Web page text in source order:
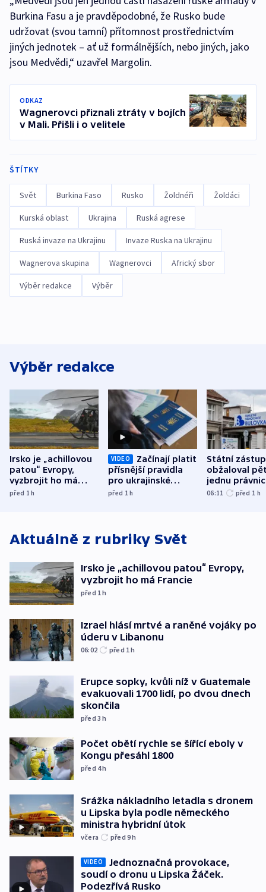
Burkina Fasu a je pravděpodobné, že Rusko bude
udržovat (svou tamní) přítomnost prostřednictvím
jiných jednotek – ať už formálnějších, nebo jiných, jako
jsou Medvědi,“ uzavřel Margolin.
ODKAZ
Wagnerovci přiznali ztráty v bojích
v Mali. Přišli i o velitele
ŠTÍTKY
Svět Burkina Faso Rusko Žoldnéři Žoldáci
Kurská oblast Ukrajina Ruská agrese
Ruská invaze na Ukrajinu Invaze Ruska na Ukrajinu
Wagnerova skupina Wagnerovci Africký sbor
Výběr redakce Výběr
Výběr redakce
Irsko je „achillovou
patou“ Evropy,
vyzbrojit ho má
Francie
před 1h
VIDEO
Začínají platit
přísnější pravidla
pro ukrajinské
uprchlíky
před 1h
Státní
obžaloval
jednu
osobu v
06:11 před 1 h
Aktuálně z rubriky Svět
Irsko je „achillovou patou“ Evropy,
vyzbrojit ho má Francie
před 1h
Izrael hlásí mrtvé a raněné vojáky po
úderu v Libanonu
06:02 před 1h
Erupce sopky, kvůli níž v Guatemale
evakuovali 1700 lidí, po dvou dnech
skončila
před 3h
Počet obětí rychle se šířící eboly v
Kongu přesáhl 1800
před 4h
Srážka nákladního letadla s dronem
u Lipska byla podle německého
ministra hybridní útok
včera před 9h
VIDEO
Jednoznačná provokace,
soudí o dronu u Lipska Žáček.
Podezřívá Rusko